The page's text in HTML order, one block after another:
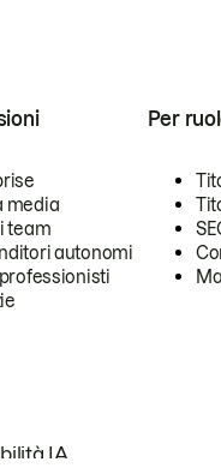
media
team
autonomi
Per
IA.